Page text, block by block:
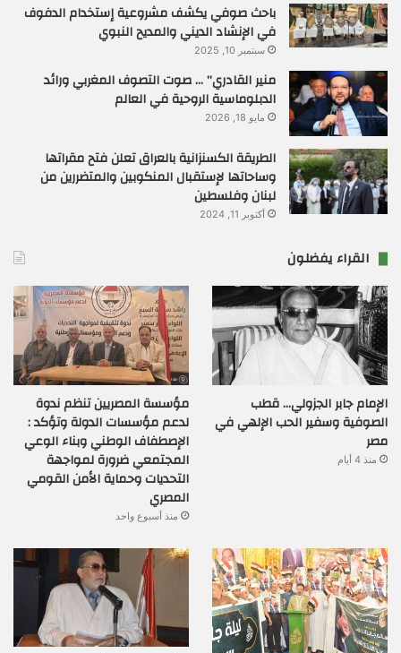
باحث صوفي يكشف مشروعية إستخدام الدفوف
في الإنشاد الديني والمديح النبوي
سبتمبر 10, 2025
منير القادري” … صوت التصوف المغربي ورائد
الدبلوماسية الروحية في العالم
مايو 18, 2026
الطريقة الكسنزانية بالعراق تعلن فتح مقراتها
وساحاتها لإستقبال المنكوبين والمتضررين من
لبنان وفلسطين
أكتوبر 11, 2024
القراء يفضلون
الإمام جابر الجزولي… قطب
الصوفية وسفير الحب الإلهي في
مصر
منذ 4 أيام
مؤسسة المصريين تنظم ندوة
لدعم مؤسسات الدولة وتؤكد :
الإصطفاف الوطني وبناء الوعي
المجتمعي ضرورة لمواجهة
التحديات وحماية الأمن القومي
المصري
منذ أسبوع واحد